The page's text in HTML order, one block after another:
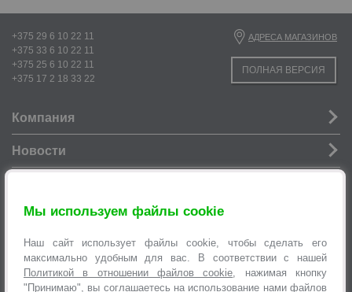
Мы используем файлы cookie
Наш сайт использует файлы cookie, чтобы сделать его
максимально удобным для вас. В соответствии с нашей
Политикой в отношении файлов cookie, нажимая кнопку
"Принимаю", вы соглашаетесь на использование нами файлов
+375 29 6 10 22 11
+375 33 6 10 22 11
+375 25 6 10 22 11
+375 17 2 18 33 22
АДРЕСА МАГАЗИНОВ
ПОЛНАЯ ВЕРСИЯ
Компания
Новости
Информация
Оформление заявок